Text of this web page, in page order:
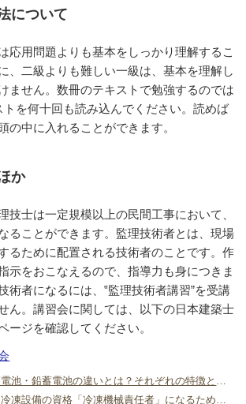
について
応用問題よりも基本をしっかり理解するこ
、二級よりも難しい一級は、基本を理解し
ません。数冊のテキストで勉強するのでは
トを何十回も読み込んでください。読めば
の中に入れることができます。
か
技士は一定規模以上の民間工事において、
ることができます。監理技術者とは、現場
るために配置される技術者のことです。作
示をおこなえるので、指導力も身につきま
術者になるには、‟監理技術者講習”を受講
ん。講習会に関しては、以下の日本建築士
ージを確認してください。
アルカリ蓄電池・鉛蓄電池の違いとは？それぞれの特徴と用途について
冷凍機器・冷凍設備の資格「冷凍機械責任者」になるための秘訣は？